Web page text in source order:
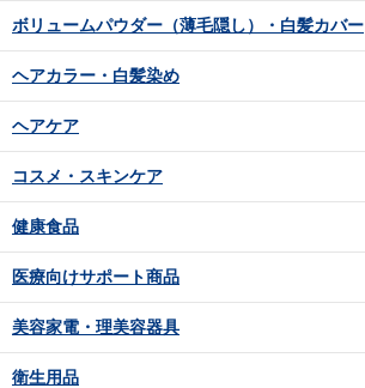
ボリュームパウダー（薄毛隠し）・白髪カバー
ヘアカラー・白髪染め
ヘアケア
コスメ・スキンケア
健康食品
医療向けサポート商品
美容家電・理美容器具
衛生用品